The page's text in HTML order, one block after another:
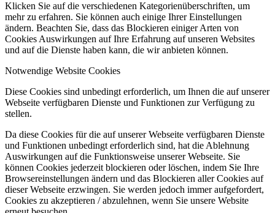
Klicken Sie auf die verschiedenen Kategorienüberschriften, um
mehr zu erfahren. Sie können auch einige Ihrer Einstellungen
ändern. Beachten Sie, dass das Blockieren einiger Arten von
Cookies Auswirkungen auf Ihre Erfahrung auf unseren Websites
und auf die Dienste haben kann, die wir anbieten können.
Notwendige Website Cookies
Diese Cookies sind unbedingt erforderlich, um Ihnen die auf unserer
Webseite verfügbaren Dienste und Funktionen zur Verfügung zu
stellen.
Da diese Cookies für die auf unserer Webseite verfügbaren Dienste
und Funktionen unbedingt erforderlich sind, hat die Ablehnung
Auswirkungen auf die Funktionsweise unserer Webseite. Sie
können Cookies jederzeit blockieren oder löschen, indem Sie Ihre
Browsereinstellungen ändern und das Blockieren aller Cookies auf
dieser Webseite erzwingen. Sie werden jedoch immer aufgefordert,
Cookies zu akzeptieren / abzulehnen, wenn Sie unsere Website